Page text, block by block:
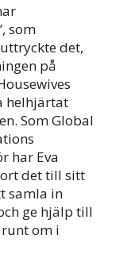
som
det,
på
helhjärtat
Som Global
har Eva
det till sitt
samla in
ge hjälp till
om i